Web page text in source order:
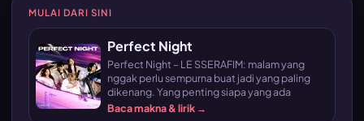
MULAI DARI SINI
Perfect Night
Perfect Night – LE SSERAFIM: malam yang
nggak perlu sempurna buat jadi yang paling
dikenang. Yang penting siapa yang ada
Baca makna & lirik →